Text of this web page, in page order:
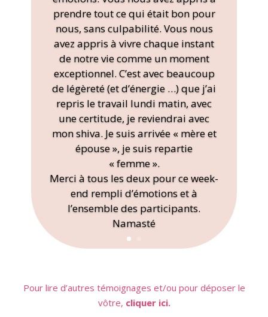
prendre tout ce qui était bon pour
nous, sans culpabilité. Vous nous
avez appris à vivre chaque instant
de notre vie comme un moment
exceptionnel. C’est avec beaucoup
de légèreté (et d’énergie …) que j’ai
repris le travail lundi matin, avec
une certitude, je reviendrai avec
mon shiva. Je suis arrivée « mère et
épouse », je suis repartie
« femme ».
Merci à tous les deux pour ce week-
end rempli d’émotions et à
l’ensemble des participants.
Namasté
Pour lire d’autres témoignages et/ou pour déposer le
vôtre, cliquer ici.